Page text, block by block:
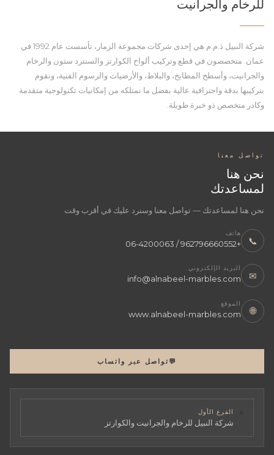
للرخام والجرانيت
شركة النبيل ذ.م.م هي إحدى شركات مجموعة الزمار، تأسست عام 1992 في
عمان. متخصصون في قطع وتركيب ألواح الكوارتز والسنترد ستون والرخام
والجرانيت، وأسطح المطابخ، والبلاط، والأرضيات والرسوم الفنية، ونقوم
بتركيبها بدقة واحترافية عالية بفضل ما نمتلكه من إمكانيات تكنولوجية متقدمة
وكادر متخصص ذو خبرة طويلة.
تواصل معنا
نحن هنا
لمساعدتك
نحن هنا لمساعدتك — تواصل معنا وسنرد عليك في أقرب وقت
📞
هاتف
+962796660552 / 06-4200063
✉
البريد الإلكتروني
info@alnabeel-marbles.com
🌐
الموقع
www.alnabeel-marbles.com
💬 تواصل عبر واتساب
الفرع الأول
شركة النبيل للرخام والجرانيت والكوارتز